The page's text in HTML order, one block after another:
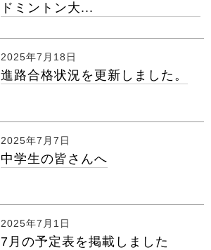
ドミントン大...
2025年7月18日
進路合格状況を更新しました。
2025年7月7日
中学生の皆さんへ
2025年7月1日
7月の予定表を掲載しました